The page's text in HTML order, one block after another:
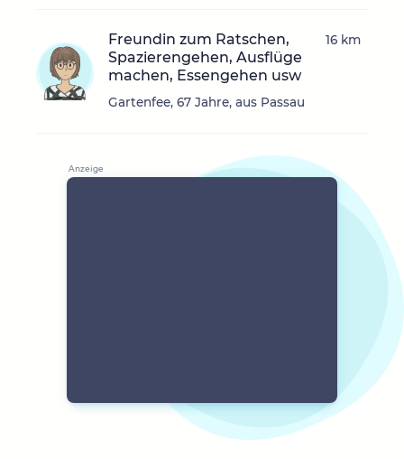
Freundin zum Ratschen,
Spazierengehen, Ausflüge
machen, Essengehen usw
Gartenfee, 67 Jahre, aus Passau
16 km